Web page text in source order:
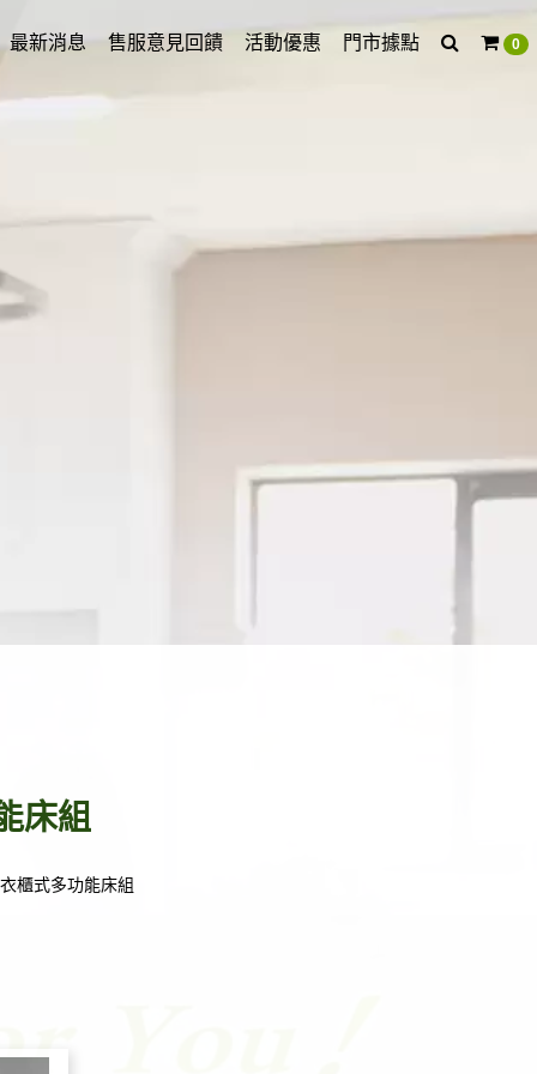
最新消息 售服意見回饋 活動優惠 門市據點 0
床組
櫃式多功能床組